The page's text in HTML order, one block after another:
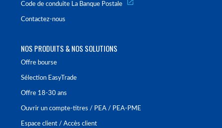
Code de conduite La Banque Postale
Contactez-nous
NOS PRODUITS & NOS SOLUTIONS
Offre bourse
Sélection EasyTrade
Offre 18-30 ans
Ouvrir un compte-titres / PEA / PEA-PME
Espace client / Accès client